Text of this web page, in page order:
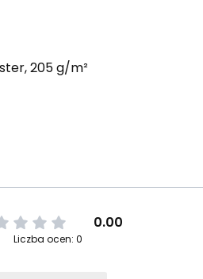
205 g/m²
0.00
Liczba ocen: 0